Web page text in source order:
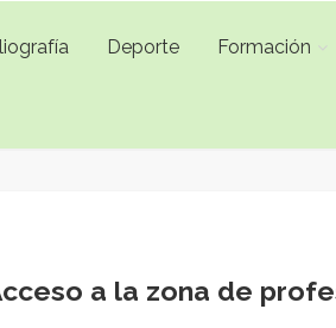
Deporte Formación
a la zona de